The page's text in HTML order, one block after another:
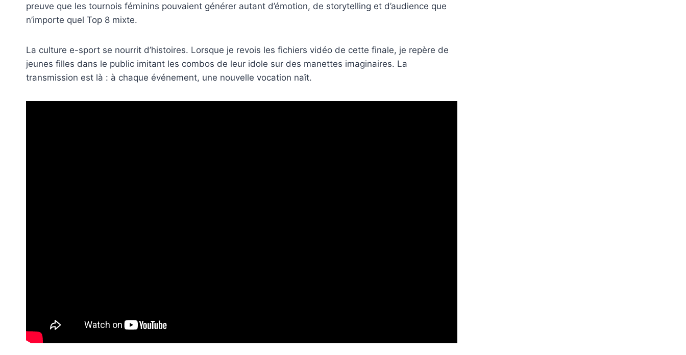
preuve que les tournois féminins pouvaient générer autant d’émotion, de storytelling et d’audience que
n’importe quel Top 8 mixte.
La culture e-sport se nourrit d’histoires. Lorsque je revois les fichiers vidéo de cette finale, je repère de
jeunes filles dans le public imitant les combos de leur idole sur des manettes imaginaires. La
transmission est là : à chaque événement, une nouvelle vocation naît.